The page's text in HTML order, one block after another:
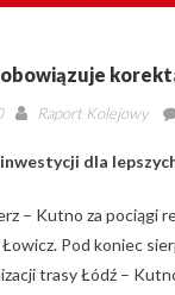
Author
Raport Kolejowy
dla
– Kutno za pociągi
Pod koniec
trasy Łódź –